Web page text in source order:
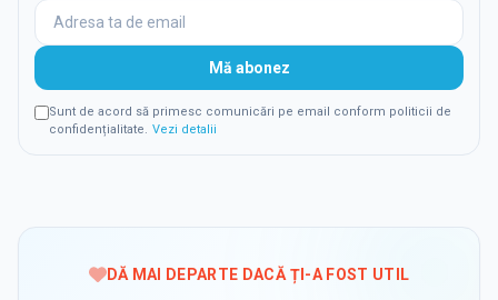
Mă abonez
Sunt de acord să primesc comunicări pe email conform politicii de
confidențialitate. Vezi detalii
DĂ MAI DEPARTE DACĂ ȚI-A FOST UTIL